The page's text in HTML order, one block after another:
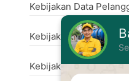
Kebijakan Data
Kebijakan Perubahan
Kebijakan